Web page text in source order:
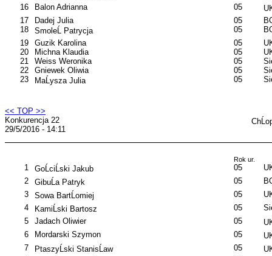
16
Balon Adrianna 05
17
Dadej Julia 05
18
SmoleĹ Patrycja 05
19
Guzik Karolina 05
20
Michna Klaudia 05
21
Weiss Weronika 05
22
Gniewek Oliwia 05
23
MaĹysza Julia 05
<< TOP >>
Konkurencja 22
29/5/2016 - 14:11
Rok ur.
1 GoĹciĹski Jakub 05
2
GibuĹa Patryk 05
3
Sowa BartĹomiej 05
4
KamiĹski Bartosz 05
5
Jadach Oliwier 05
6
Mordarski Szymon 05
7
PtaszyĹski StanisĹaw 05